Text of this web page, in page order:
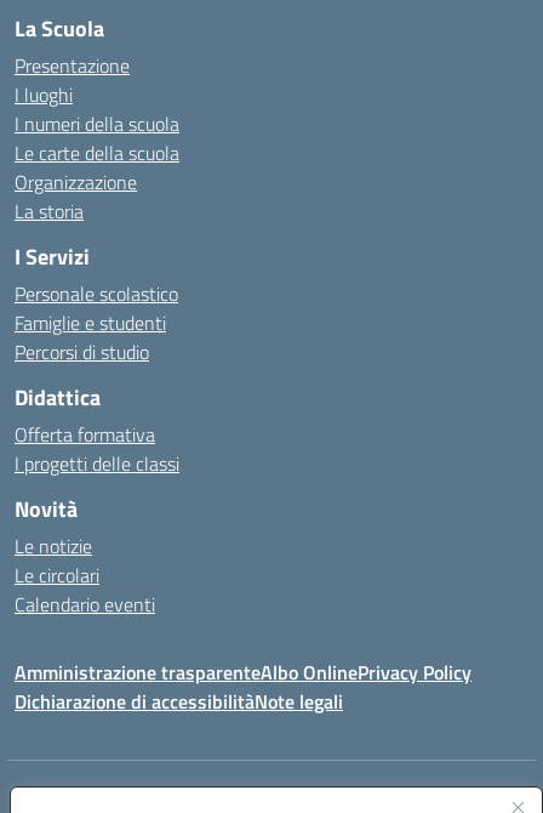
La Scuola
Presentazione
I luoghi
I numeri della scuola
Le carte della scuola
Organizzazione
La storia
I Servizi
Personale scolastico
Famiglie e studenti
Percorsi di studio
Didattica
Offerta formativa
I progetti delle classi
Novità
Le notizie
Le circolari
Calendario eventi
Amministrazione trasparenteAlbo OnlinePrivacy Policy
Dichiarazione di accessibilitàNote legali
Indirizzo: